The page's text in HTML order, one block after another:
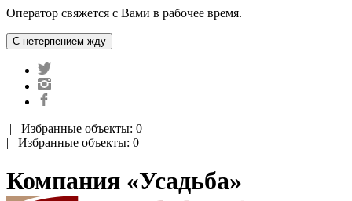
Оператор свяжется с Вами в рабочее время.
| Избранные объекты: 0
| Избранные объекты: 0
Компания «Усадьба»